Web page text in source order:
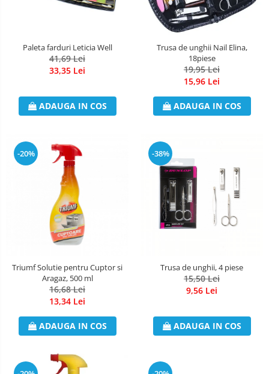
Paleta farduri Leticia Well
41,69 Lei
33,35 Lei
ADAUGA IN COS
Trusa de unghii Nail Elina,
18piese
19,95 Lei
15,96 Lei
ADAUGA IN COS
-20%
Triumf Solutie pentru Cuptor si
Aragaz, 500 ml
16,68 Lei
13,34 Lei
ADAUGA IN COS
-38%
Trusa de unghii, 4 piese
15,50 Lei
9,56 Lei
ADAUGA IN COS